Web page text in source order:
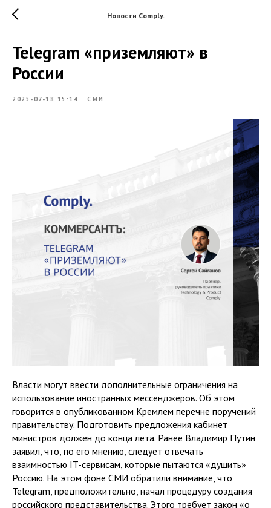
Новости Comply.
Telegram «приземляют» в
России
2025-07-18 15:14 СМИ
Власти могут ввести дополнительные ограничения на
использование иностранных мессенджеров. Об этом
говорится в опубликованном Кремлем перечне поручений
правительству. Подготовить предложения кабинет
министров должен до конца лета. Ранее Владимир Путин
заявил, что, по его мнению, следует отвечать
взаимностью IT-сервисам, которые пытаются «душить»
Россию. На этом фоне СМИ обратили внимание, что
Telegram, предположительно, начал процедуру создания
российского представительства. Этого требует закон «о